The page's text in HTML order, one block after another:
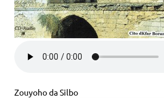
Zouyoho da Silbo